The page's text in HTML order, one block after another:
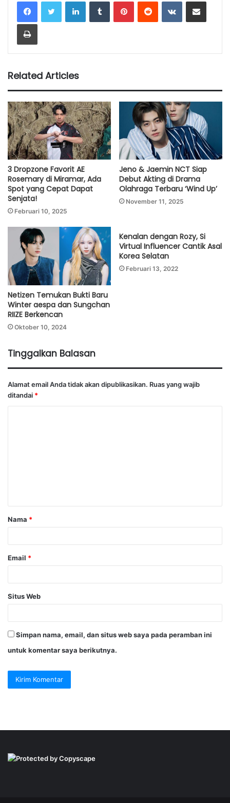
Print
Related Articles
3 Dropzone Favorit AE
Rosemary di Miramar, Ada
Spot yang Cepat Dapat
Senjata!
Februari 10, 2025
Jeno & Jaemin NCT Siap
Debut Akting di Drama
Olahraga Terbaru ‘Wind Up’
November 11, 2025
Netizen Temukan Bukti Baru
Winter aespa dan Sungchan
RIIZE Berkencan
Oktober 10, 2024
Kenalan dengan Rozy, Si
Virtual Influencer Cantik Asal
Korea Selatan
Februari 13, 2022
Tinggalkan Balasan
Alamat email Anda tidak akan dipublikasikan. Ruas yang wajib
ditandai *
a
r
Nama *
Email *
Situs Web
Simpan nama, email, dan situs web saya pada peramban ini
untuk komentar saya berikutnya.